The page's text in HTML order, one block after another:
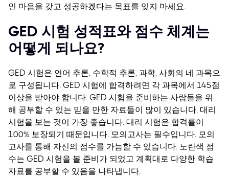
인 마음을 갖고 성공하겠다는 목표를 잊지 마세요.
GED 시험 성적표와 점수 체계는
어떻게 되나요?
GED 시험은 언어 추론, 수학적 추론, 과학, 사회의 네 과목으
로 구성됩니다. GED 시험에 합격하려면 각 과목에서 145점
이상을 받아야 합니다. GED 시험을 준비하는 사람들을 위
해 공부할 수 있는 믿을 만한 자료들이 많이 있습니다. 대리
시험을 보는 것이 가장 좋습니다. 대리 시험은 합격률이
100% 보장되기 때문입니다. 모의고사는 필수입니다. 모의
고사를 통해 자신의 점수를 가늠할 수 있습니다. 노란색 점
수는 GED 시험을 볼 준비가 되었고 계획대로 다양한 학습
자료를 공부할 수 있음을 나타냅니다.